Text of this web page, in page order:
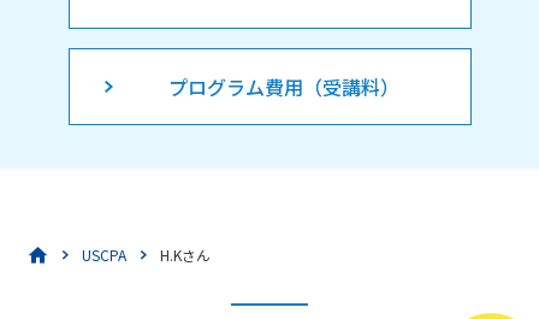
プログラム費用（受講料）
USCPA H.Kさん